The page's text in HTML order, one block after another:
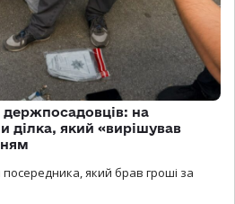
на
ділка, який «вирішував
який брав гроші за